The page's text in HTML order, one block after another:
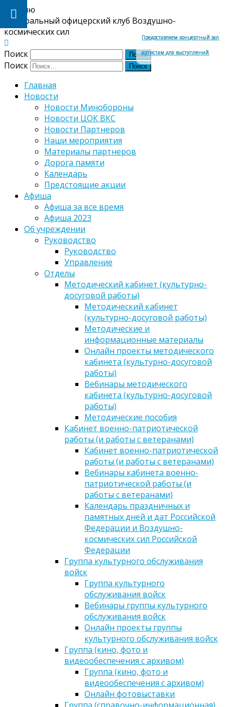
Меню
Центральный офицерский клуб Воздушно-
космических сил
Поиск
Поиск
Главная
Новости
Новости Минобороны
Новости ЦОК ВКС
Новости Партнеров
Наши мероприятия
Материалы партнеров
Дорога памяти
Календарь
Предстоящие акции
Афиша
Афиша за все время
Афиша 2023
Об учреждении
Руководство
Руководство
Управление
Отделы
Методический кабинет (культурно-
досуговой работы)
Методический кабинет
(культурно-досуговой работы)
Методические и
информационные материалы
Онлайн проекты методического
кабинета (культурно-досуговой
работы)
Вебинары методического
кабинета (культурно-досуговой
работы)
Методические пособия
Кабинет военно-патриотической
работы (и работы с ветеранами)
Кабинет военно-патриотической
работы (и работы с ветеранами)
Вебинары кабинета военно-
патриотической работы (и
работы с ветеранами)
Календарь праздничных и
памятных дней и дат Российской
Федерации и Воздушно-
космических сил Российской
Федерации
Группа культурного обслуживания
войск
Группа культурного
обслуживания войск
Вебинары группы культурного
обслуживания войск
Онлайн проекты группы
культурного обслуживания войск
Группа (кино, фото и
видеообеспечения с архивом)
Группа (кино, фото и
видеообеспечения с архивом)
Онлайн фотовыставки
Предоставляем концертный зал
артистам для выступлений